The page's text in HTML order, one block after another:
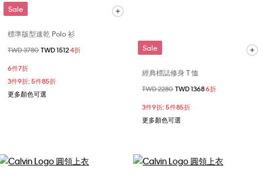
Sale
標準版型速乾 Polo 衫
價格扣減從
TWD 3780 至
TWD 15124折
6件7折
3件9折; 5件85折
更多顏色可選
Sale
經典標誌修身 T 恤
價格扣減從
TWD 2280 至
TWD 13686折
3件9折; 5件85折
更多顏色可選